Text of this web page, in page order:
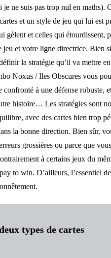
je ne suis pas trop nul en maths).
et un style de jeu qui lui est
gèlent et celles qui étourdissent,
et votre ligne directrice. Bien
la stratégie qu’il va mettre
Noxus / Iles Obscures vous
à une défense robuste,
histoire… Les stratégies sont
avec des cartes bien trop
la bonne direction. Bien sûr,
grossières ou parce que
à certains jeux du
to win. D’ailleurs, l’essentiel
types de cartes